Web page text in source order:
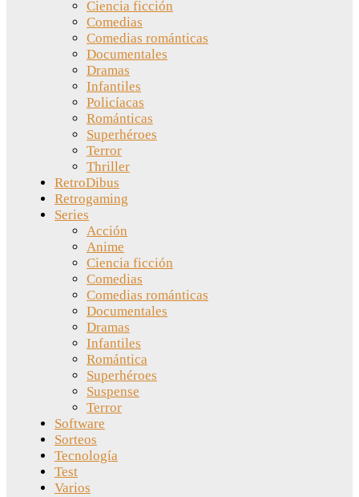
Ciencia ficción
Comedias
Comedias románticas
Documentales
Dramas
Infantiles
Policíacas
Románticas
Superhéroes
Terror
Thriller
RetroDibus
Retrogaming
Series
Acción
Anime
Ciencia ficción
Comedias
Comedias románticas
Documentales
Dramas
Infantiles
Romántica
Superhéroes
Suspense
Terror
Software
Sorteos
Tecnología
Test
Varios